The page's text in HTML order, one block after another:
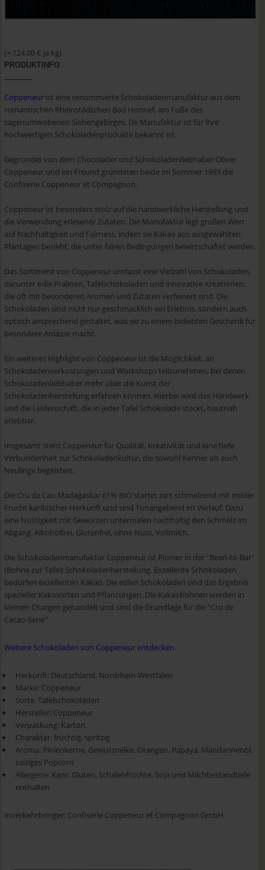
(= 124.00 € je kg)
PRODUKTINFO
Coppeneurist eine renommierte Schokoladenmanufaktur aus dem
romantischen Rheinstädtchen Bad Honnef, am Fuße des
sagenumwobenen Siebengebirges. De Manufaktur ist für ihre
hochwertigen Schokoladenprodukte bekannt ist.
Gegründet von dem Chocolatier und Schokoladenliebhaber Oliver
Coppeneur und ein Freund gründeten beide im Sommer 1993 die
Confiserie Coppeneur et Compagnon.
Coppeneur ist besonders stolz auf die handwerkliche Herstellung und
die Verwendung erlesener Zutaten. Die Manufaktur legt großen Wert
auf Nachhaltigkeit und Fairness, indem sie Kakao aus ausgewählten
Plantagen bezieht, die unter fairen Bedingungen bewirtschaftet werden.
Das Sortiment von Coppeneur umfasst eine Vielzahl von Schokoladen,
darunter edle Pralinen, Tafelschokoladen und innovative Kreationen,
die oft mit besonderen Aromen und Zutaten verfeinert sind. Die
Schokoladen sind nicht nur geschmacklich ein Erlebnis, sondern auch
optisch ansprechend gestaltet, was sie zu einem beliebten Geschenk für
besondere Anlässe macht.
Ein weiteres Highlight von Coppeneur ist die Möglichkeit, an
Schokoladenverkostungen und Workshops teilzunehmen, bei denen
Schokoladenliebhaber mehr über die Kunst der
Schokoladenherstellung erfahren können. Hierbei wird das Handwerk
und die Leidenschaft, die in jeder Tafel Schokolade steckt, hautnah
erlebbar.
Insgesamt steht Coppeneur für Qualität, Kreativität und eine tiefe
Verbundenheit zur Schokoladenkultur, die sowohl Kenner als auch
Neulinge begeistert.
Die Cru de Cao Madagaskar 61% BIO startet zart schmelzend mit milder
Frucht karibischer Herkunft und sind Tonangebend im Verlauf. Dazu
eine Nussigkeit mit Gewürzen untermalen nachhaltig den Schmelz im
Abgang. Alkoholfrei, Glutenfrei, ohne Nuss, Vollmilch.
Die Schokoladenmanufaktur Coppeneur ist Pionier in der "Bean-to-Bar"
(Bohne zur Tafel) Schokoladenherstellung. Exzellente Schokoladen
bedürfen exzellenten Kakao. Die edlen Schokoladen sind das Ergebnis
spezieller Kakosorten und Pflanzungen. Die Kakaobohnen werden in
kleinen Chargen gehandelt und sind die Grundlage für die "Cru de
Cacao-Serie"
Weitere Schokoladen von Coppeneur entdecken.
Herkunft: Deutschland, Nordrhein-Westfalen
Marke: Coppeneur
Sorte: Tafelschokoladen
Hersteller: Coppeneur
Verpackung: Karton
Charakter: fruchtig, spritzig
Aroma: Pinienkerne, Gewürznelke, Orangen, Papaya, Mandarinenöl,
salziges Popcorn
Allergene: Kann Gluten, Schalenfrüchte, Soja und Milchbestandteile
enthalten
Inverkehrbringer: Confiserie Coppeneur et Compagnon GmbH